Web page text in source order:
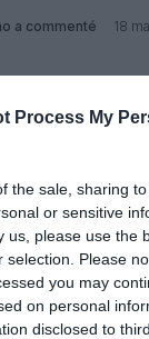
Process My
the sale, sharing
or sensitive
us, please use the
selection. Please
you may
on personal
disclosed to
a commenté
18
veulent voyager. Et
cela importe peu.
de retard de train le